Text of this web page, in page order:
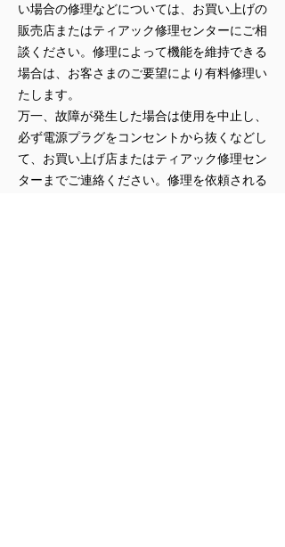
い場合の修理などについては、お買い上げの
販売店またはティアック修理センターにご相
談ください。修理によって機能を維持できる
場合は、お客さまのご要望により有料修理い
たします。
万一、故障が発生した場合は使用を中止し、
必ず電源プラグをコンセントから抜くなどし
て、お買い上げ店またはティアック修理セン
ターまでご連絡ください。修理を依頼される